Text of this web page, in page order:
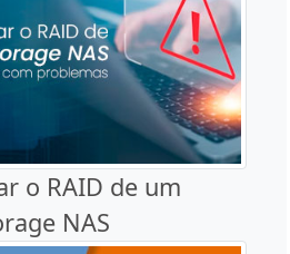
o RAID de um
NAS